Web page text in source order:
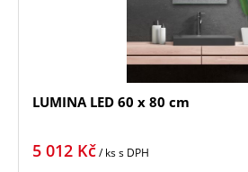
LUMINA LED 60 x 80 cm
5 012 Kč/ kss DPH